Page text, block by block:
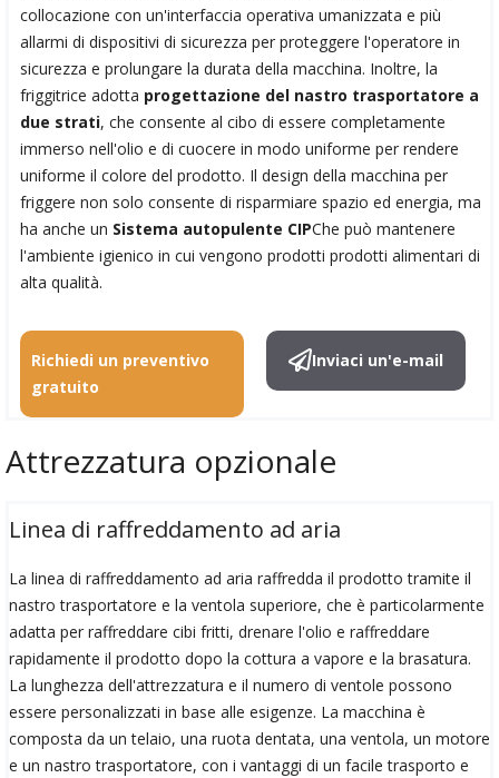
collocazione con un'interfaccia operativa umanizzata e più
allarmi di dispositivi di sicurezza per proteggere l'operatore in
sicurezza e prolungare la durata della macchina. Inoltre, la
friggitrice adotta progettazione del nastro trasportatore a
due strati, che consente al cibo di essere completamente
immerso nell'olio e di cuocere in modo uniforme per rendere
uniforme il colore del prodotto. Il design della macchina per
friggere non solo consente di risparmiare spazio ed energia, ma
ha anche un Sistema autopulente CIPChe può mantenere
l'ambiente igienico in cui vengono prodotti prodotti alimentari di
alta qualità.
Richiedi un preventivo
gratuito
Inviaci un'e-mail
Attrezzatura opzionale
Linea di raffreddamento ad aria
La linea di raffreddamento ad aria raffredda il prodotto tramite il
nastro trasportatore e la ventola superiore, che è particolarmente
adatta per raffreddare cibi fritti, drenare l'olio e raffreddare
rapidamente il prodotto dopo la cottura a vapore e la brasatura.
La lunghezza dell'attrezzatura e il numero di ventole possono
essere personalizzati in base alle esigenze. La macchina è
composta da un telaio, una ruota dentata, una ventola, un motore
e un nastro trasportatore, con i vantaggi di un facile trasporto e